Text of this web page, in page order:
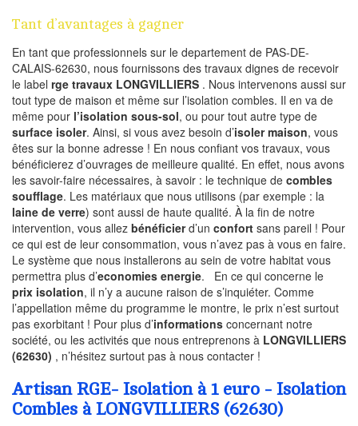
Tant d’avantages à gagner
En tant que professionnels sur le departement de PAS-DE-
CALAIS-62630, nous fournissons des travaux dignes de recevoir
le label rge travaux LONGVILLIERS . Nous intervenons aussi sur
tout type de maison et même sur l’isolation combles. Il en va de
même pour l’isolation sous-sol, ou pour tout autre type de
surface isoler. Ainsi, si vous avez besoin d’isoler maison, vous
êtes sur la bonne adresse ! En nous confiant vos travaux, vous
bénéficierez d’ouvrages de meilleure qualité. En effet, nous avons
les savoir-faire nécessaires, à savoir : le technique de combles
soufflage. Les matériaux que nous utilisons (par exemple : la
laine de verre) sont aussi de haute qualité. À la fin de notre
intervention, vous allez bénéficierd’un confort sans pareil ! Pour
ce qui est de leur consommation, vous n’avez pas à vous en faire.
Le système que nous installerons au sein de votre habitat vous
permettra plus d’economies energie. En ce qui concerne le
prix isolation, il n’y a aucune raison de s’inquiéter. Comme
l’appellation même du programme le montre, le prix n’est surtout
pas exorbitant ! Pour plus d’informations concernant notre
société, ou les activités que nous entreprenons à LONGVILLIERS
(62630) , n’hésitez surtout pas à nous contacter !
Artisan RGE- Isolation à 1 euro - Isolation
Combles à LONGVILLIERS (62630)